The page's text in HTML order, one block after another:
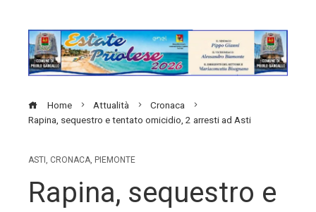
Home Attualità
Cronaca
Rapina, sequestro e tentato omicidio, 2 arresti ad Asti
ASTI , CRONACA, PIEMONTE
Rapina, sequestro e